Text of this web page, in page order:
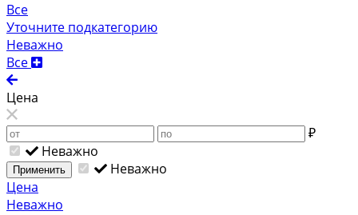
Все
Уточните подкатегорию
Неважно
Все
Цена
₽
Неважно
Применить
Неважно
Цена
Неважно